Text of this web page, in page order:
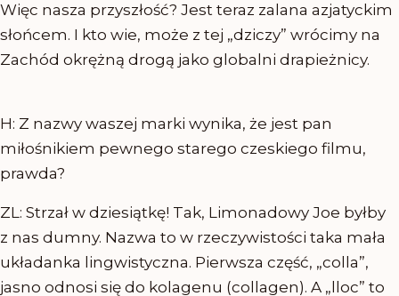
Więc nasza przyszłość? Jest teraz zalana azjatyckim
słońcem. I kto wie, może z tej „dziczy” wrócimy na
Zachód okrężną drogą jako globalni drapieżnicy.
H: Z nazwy waszej marki wynika, że jest pan
miłośnikiem pewnego starego czeskiego filmu,
prawda?
ZL: Strzał w dziesiątkę! Tak, Limonadowy Joe byłby
z nas dumny. Nazwa to w rzeczywistości taka mała
układanka lingwistyczna. Pierwsza część, „colla”,
jasno odnosi się do kolagenu (collagen). A „lloc” to